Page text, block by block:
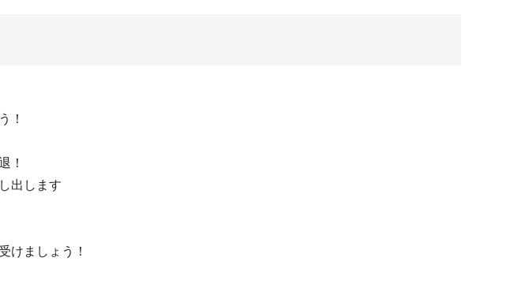
！
！
出します
けましょう！